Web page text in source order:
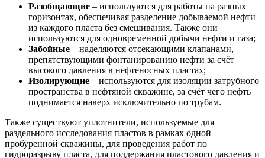
Разобщающие – используются для работы на разных
горизонтах, обеспечивая разделение добываемой нефти
из каждого пласта без смешивания. Также они
используются для одновременной добычи нефти и газа;
Забойные – наделяются отсекающими клапанами,
препятствующими фонтанированию нефти за счёт
высокого давления в нефтеносных пластах;
Изолирующие – используются для изоляции затрубного
пространства в нефтяной скважине, за счёт чего нефть
поднимается наверх исключительно по трубам.
Также существуют уплотнители, используемые для
раздельного исследования пластов в рамках одной
пробуренной скважины, для проведения работ по
гидроразрыву пласта, для поддержания пластового давления и